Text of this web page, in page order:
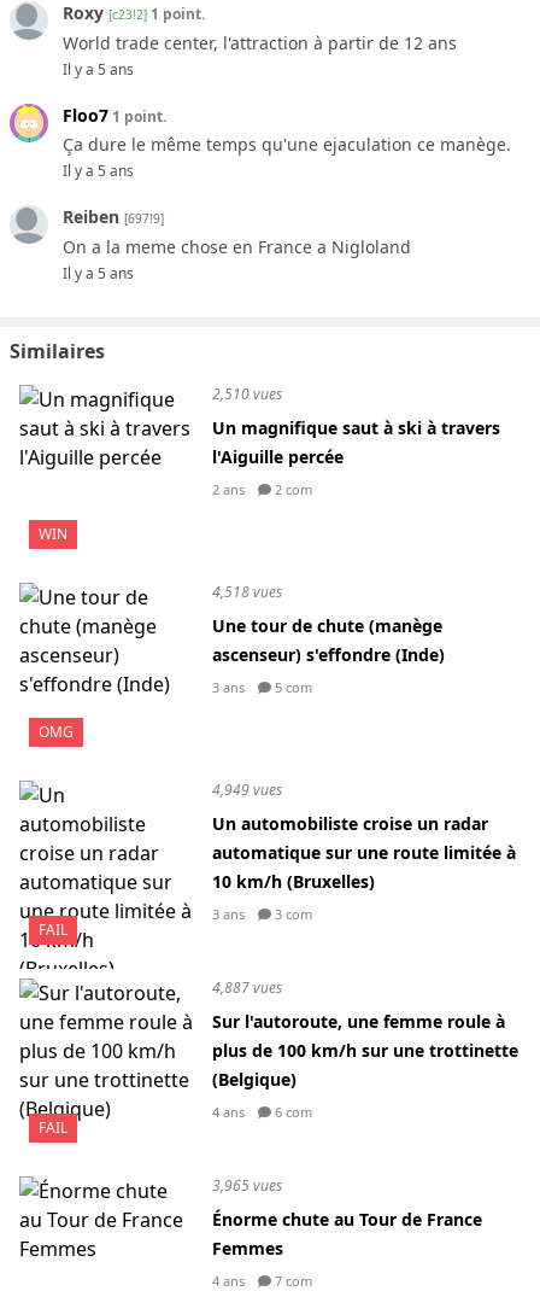
Roxy [c23!2] 1 point.
World trade center, l'attraction à partir de 12 ans
Il y a 5 ans
Floo7 1 point.
Ça dure le même temps qu'une ejaculation ce manège.
Il y a 5 ans
Reiben [697!9]
On a la meme chose en France a Nigloland
Il y a 5 ans
Similaires
WIN
2,510 vues
Un magnifique saut à ski à travers
l'Aiguille percée
2 ans 2 com
OMG
4,518 vues
Une tour de chute (manège
ascenseur) s'effondre (Inde)
3 ans 5 com
FAIL
4,949 vues
Un automobiliste croise un radar
automatique sur une route limitée à
10 km/h (Bruxelles)
3 ans 3 com
FAIL
4,887 vues
Sur l'autoroute, une femme roule à
plus de 100 km/h sur une trottinette
(Belgique)
4 ans 6 com
3,965 vues
Énorme chute au Tour de France
Femmes
4 ans 7 com